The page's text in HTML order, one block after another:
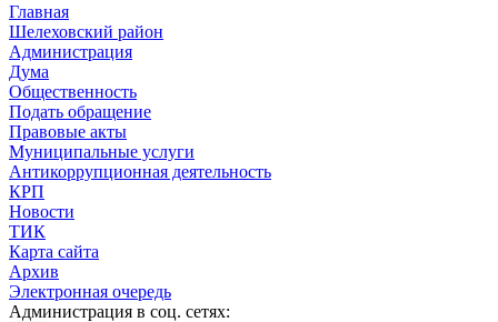
Главная
Шелеховский район
Администрация
Дума
Общественность
Подать обращение
Правовые акты
Муниципальные услуги
Антикоррупционная деятельность
КРП
Новости
ТИК
Карта сайта
Архив
Электронная очередь
Администрация в соц. сетях: